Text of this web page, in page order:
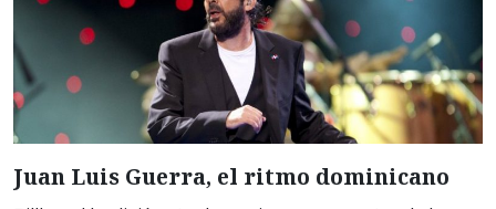
Juan Luis Guerra, el ritmo dominicano